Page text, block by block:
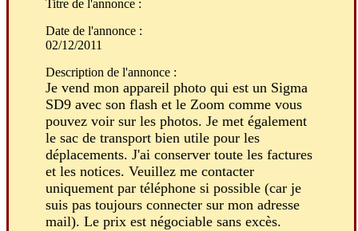
Titre de l'annonce :
Date de l'annonce :
02/12/2011
Description de l'annonce :
Je vend mon appareil photo qui est un Sigma
SD9 avec son flash et le Zoom comme vous
pouvez voir sur les photos. Je met également
le sac de transport bien utile pour les
déplacements. J'ai conserver toute les factures
et les notices. Veuillez me contacter
uniquement par téléphone si possible (car je
suis pas toujours connecter sur mon adresse
mail). Le prix est négociable sans excès.